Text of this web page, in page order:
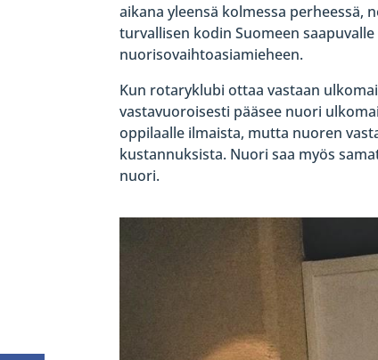
aikana yleensä kolmessa perheessä,
turvallisen kodin Suomeen
nuorisovaihtoasiamieheen.
Kun rotaryklubi ottaa vastaan
vastavuoroisesti pääsee nuori
oppilaalle ilmaista, mutta nuoren
kustannuksista. Nuori saa myös
nuori.